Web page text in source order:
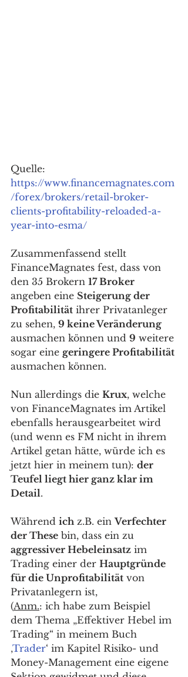
Quelle:
https://www.financemagnates.com
/forex/brokers/retail-broker-
clients-profitability-reloaded-a-
year-into-esma/
Zusammenfassend stellt
FinanceMagnates fest, dass von
den 35 Brokern 17 Broker
angeben eine Steigerung der
Profitabilität ihrer Privatanleger
zu sehen, 9 keine Veränderung
ausmachen können und 9 weitere
sogar eine geringere Profitabilität
ausmachen können.
Nun allerdings die Krux, welche
von FinanceMagnates im Artikel
ebenfalls herausgearbeitet wird
(und wenn es FM nicht in ihrem
Artikel getan hätte, würde ich es
jetzt hier in meinem tun): der
Teufel liegt hier ganz klar im
Detail.
Während ich z.B. ein Verfechter
der These bin, dass ein zu
aggressiver Hebeleinsatz im
Trading einer der Hauptgründe
für die Unprofitabilität von
Privatanlegern ist,
(Anm.: ich habe zum Beispiel
dem Thema „Effektiver Hebel im
Trading“ in meinem Buch
‚Trader‘ im Kapitel Risiko- und
Money-Management eine eigene